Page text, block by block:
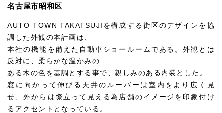
名古屋市昭和区
AUTO TOWN TAKATSUJIを構成する街区のデザインを協
調した外観の本計画は、
本社の機能を備えた自動車ショールームである。外観とは
反対に、柔らかな温かみの
ある木の色を基調とする事で、親しみのある内装とした。
窓に向かって伸びる天井のルーバーは室内をより広く見
せ、外からは際立って見える為店舗のイメージを印象付け
るアクセントとなっている。